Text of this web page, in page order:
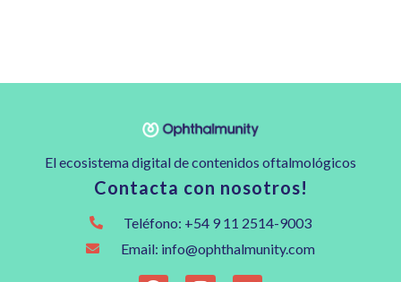
El ecosistema digital de contenidos oftalmológicos
Contacta con nosotros!
Teléfono: +54 9 11 2514-9003
Email: info@ophthalmunity.com